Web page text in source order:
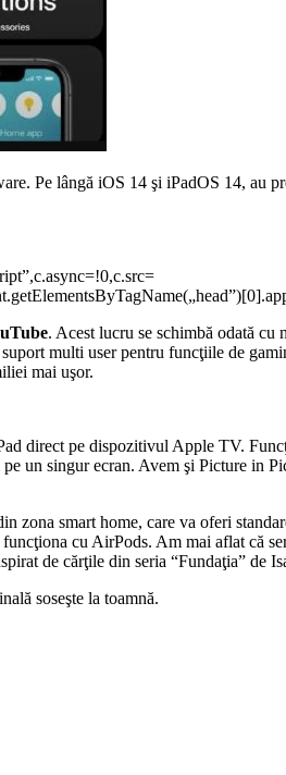
Pe lângă iOS 14 şi iPadOS 14, au
. Acest lucru se schimbă odată
multi user pentru funcţiile de
mai uşor.
direct pe dispozitivul Apple TV.
un singur ecran. Avem şi Picture in
smart home, care va oferi
cu AirPods. Am mai aflat că
de cărţile din seria “Fundaţia” de
soseşte la toamnă.